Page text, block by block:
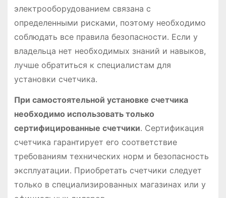
электрооборудованием связана с
определенными рисками, поэтому необходимо
соблюдать все правила безопасности․ Если у
владельца нет необходимых знаний и навыков,
лучше обратиться к специалистам для
установки счетчика․
При самостоятельной установке счетчика
необходимо использовать только
сертифицированные счетчики․ Сертификация
счетчика гарантирует его соответствие
требованиям технических норм и безопасность
эксплуатации․ Приобретать счетчики следует
только в специализированных магазинах или у